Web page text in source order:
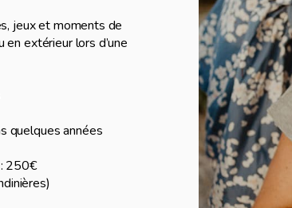
jeux et moments de
extérieur lors d’une
quelques années
: 250€